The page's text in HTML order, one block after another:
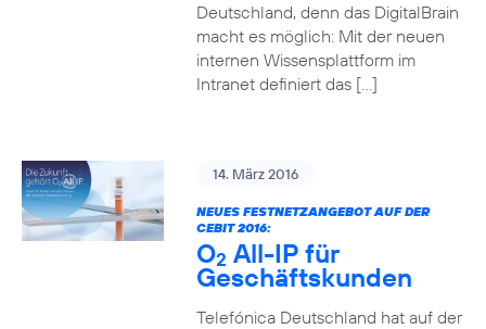
Deutschland, denn das DigitalBrain
macht es möglich: Mit der neuen
internen Wissensplattform im
Intranet definiert das […]
14. März 2016
NEUES FESTNETZANGEBOT AUF DER
CEBIT 2016:
O2 All-IP für
Geschäftskunden
Telefónica Deutschland hat auf der